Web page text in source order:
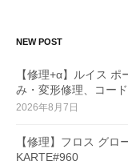
NEW POST
【修理+α】ルイス
み・変形修理、コー
2026年8月7日
【修理】フロス グ
KARTE#960